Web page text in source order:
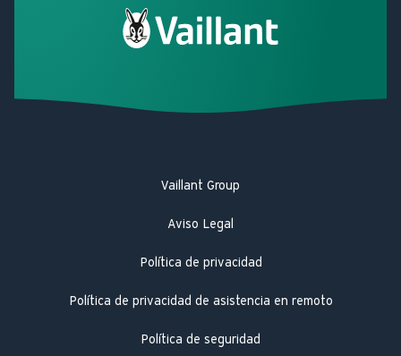
Vaillant Group
Aviso Legal
Política de privacidad
Política de privacidad de asistencia en remoto
Política de seguridad